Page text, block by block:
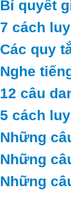
Bí quyết
7 cách
Các quy
Nghe
12 câu
5 cách
Những
Những
Những